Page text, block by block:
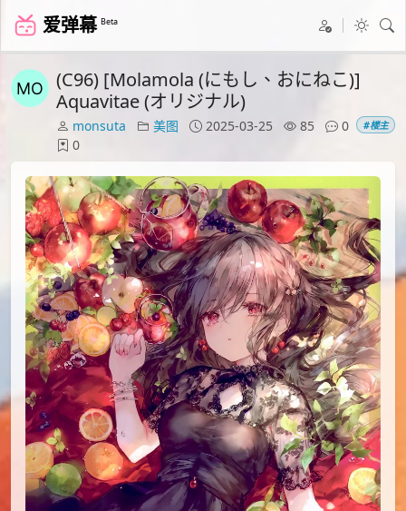
爱弹幕 Beta
(C96) [Molamola (にもし、おにねこ)]
Aquavitae (オリジナル)
monsuta 美图 2025-03-25 85
0
0
#楼主